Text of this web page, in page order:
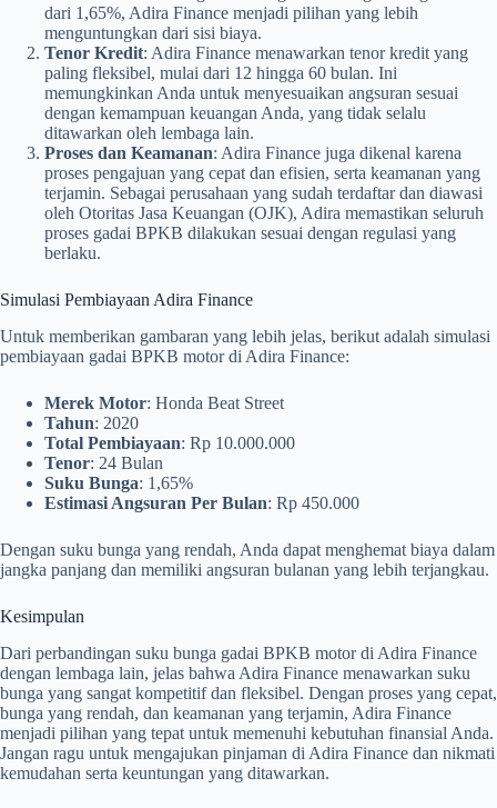
dari 1,65%, Adira Finance menjadi pilihan yang lebih
menguntungkan dari sisi biaya.
Tenor Kredit: Adira Finance menawarkan tenor kredit yang
paling fleksibel, mulai dari 12 hingga 60 bulan. Ini
memungkinkan Anda untuk menyesuaikan angsuran sesuai
dengan kemampuan keuangan Anda, yang tidak selalu
ditawarkan oleh lembaga lain.
Proses dan Keamanan: Adira Finance juga dikenal karena
proses pengajuan yang cepat dan efisien, serta keamanan yang
terjamin. Sebagai perusahaan yang sudah terdaftar dan diawasi
oleh Otoritas Jasa Keuangan (OJK), Adira memastikan seluruh
proses gadai BPKB dilakukan sesuai dengan regulasi yang
berlaku.
Simulasi Pembiayaan Adira Finance
Untuk memberikan gambaran yang lebih jelas, berikut adalah simulasi
pembiayaan gadai BPKB motor di Adira Finance:
Merek Motor: Honda Beat Street
Tahun: 2020
Total Pembiayaan: Rp 10.000.000
Tenor: 24 Bulan
Suku Bunga: 1,65%
Estimasi Angsuran Per Bulan: Rp 450.000
Dengan suku bunga yang rendah, Anda dapat menghemat biaya dalam
jangka panjang dan memiliki angsuran bulanan yang lebih terjangkau.
Kesimpulan
Dari perbandingan suku bunga gadai BPKB motor di Adira Finance
dengan lembaga lain, jelas bahwa Adira Finance menawarkan suku
bunga yang sangat kompetitif dan fleksibel. Dengan proses yang cepat,
bunga yang rendah, dan keamanan yang terjamin, Adira Finance
menjadi pilihan yang tepat untuk memenuhi kebutuhan finansial Anda.
Jangan ragu untuk mengajukan pinjaman di Adira Finance dan nikmati
kemudahan serta keuntungan yang ditawarkan.